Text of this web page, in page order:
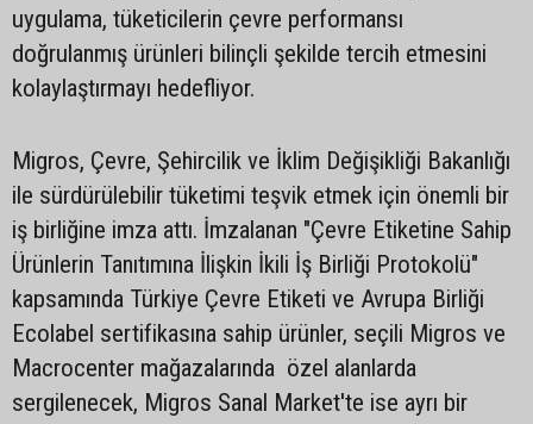
uygulama, tüketicilerin çevre performansı
doğrulanmış ürünleri bilinçli şekilde tercih etmesini
kolaylaştırmayı hedefliyor.
Migros, Çevre, Şehircilik ve İklim Değişikliği Bakanlığı
ile sürdürülebilir tüketimi teşvik etmek için önemli bir
iş birliğine imza attı. İmzalanan "Çevre Etiketine Sahip
Ürünlerin Tanıtımına İlişkin İkili İş Birliği Protokolü"
kapsamında Türkiye Çevre Etiketi ve Avrupa Birliği
Ecolabel sertifikasına sahip ürünler, seçili Migros ve
Macrocenter mağazalarında özel alanlarda
sergilenecek, Migros Sanal Market'te ise ayrı bir